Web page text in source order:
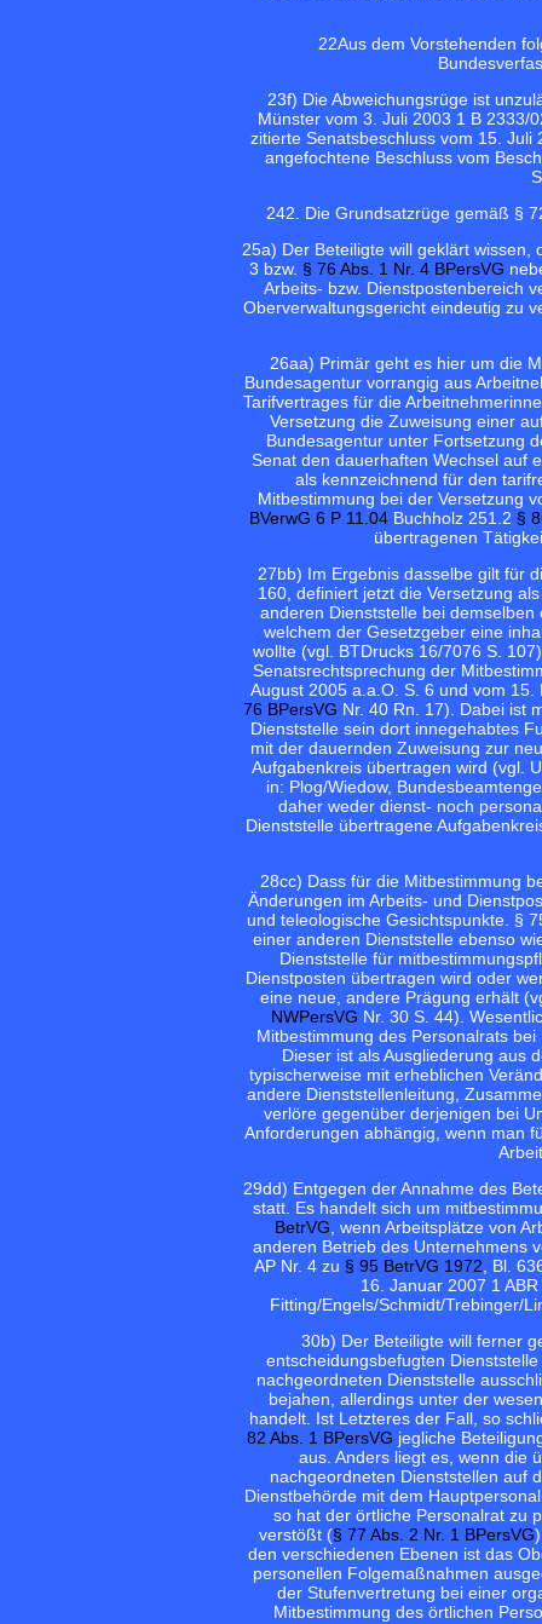
22Aus dem Vorstehenden
23f) Die Abweichungsrüge ist
Münster vom 3. Juli 2003 1 B 2333/
zitierte Senatsbeschluss vom 15. Juli
angefochtene Beschluss vom
242. Die Grundsatzrüge gemäß §
25a) Der Beteiligte will geklärt wissen,
3 bzw. § 76 Abs. 1 Nr. 4 BPersVG
Arbeits- bzw. Dienstpostenbereich
Oberverwaltungsgericht eindeutig zu
26aa) Primär geht es hier um die
Bundesagentur vorrangig aus
Tarifvertrages für die
Versetzung die Zuweisung einer
Bundesagentur unter Fortsetzung
Senat den dauerhaften Wechsel auf
als kennzeichnend für den
Mitbestimmung bei der Versetzung
BVerwG 6 P 11.04 Buchholz 251.2 §
übertragenen
27bb) Im Ergebnis dasselbe gilt für
160, definiert jetzt die Versetzung
anderen Dienststelle bei
welchem der Gesetzgeber eine
wollte (vgl. BTDrucks 16/7076 S.
Senatsrechtsprechung der
August 2005 a.a.O. S. 6 und vom
76 BPersVG Nr. 40 Rn. 17). Dabei ist
Dienststelle sein dort innegehabtes
mit der dauernden Zuweisung zur
Aufgabenkreis übertragen wird (vgl.
in: Plog/Wiedow,
daher weder dienst- noch
Dienststelle übertragene
28cc) Dass für die Mitbestimmung
Änderungen im Arbeits- und
und teleologische Gesichtspunkte. §
einer anderen Dienststelle ebenso
Dienststelle für
Dienstposten übertragen wird oder
eine neue, andere Prägung erhält
NWPersVG Nr. 30 S. 44).
Mitbestimmung des Personalrats
Dieser ist als Ausgliederung aus
typischerweise mit erheblichen
andere Dienststellenleitung,
verlöre gegenüber derjenigen bei
Anforderungen abhängig, wenn man
29dd) Entgegen der Annahme des
statt. Es handelt sich um
BetrVG, wenn Arbeitsplätze von
anderen Betrieb des Unternehmens
AP Nr. 4 zu § 95 BetrVG 1972, Bl.
16. Januar 2007 1
Fitting/Engels/Schmidt/Trebinger/
30b) Der Beteiligte will ferner
entscheidungsbefugten
nachgeordneten Dienststelle
bejahen, allerdings unter der
handelt. Ist Letzteres der Fall, so
82 Abs. 1 BPersVG jegliche
aus. Anders liegt es, wenn die
nachgeordneten Dienststellen auf
Dienstbehörde mit dem
so hat der örtliche Personalrat zu
verstößt (§ 77 Abs. 2 Nr. 1 BPersVG
den verschiedenen Ebenen ist das
personellen Folgemaßnahmen
der Stufenvertretung bei einer
Mitbestimmung des örtlichen